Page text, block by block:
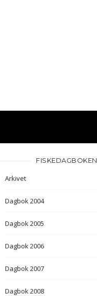
FISKEDAGBOKEN
Arkivet
Dagbok 2004
Dagbok 2005
Dagbok 2006
Dagbok 2007
Dagbok 2008